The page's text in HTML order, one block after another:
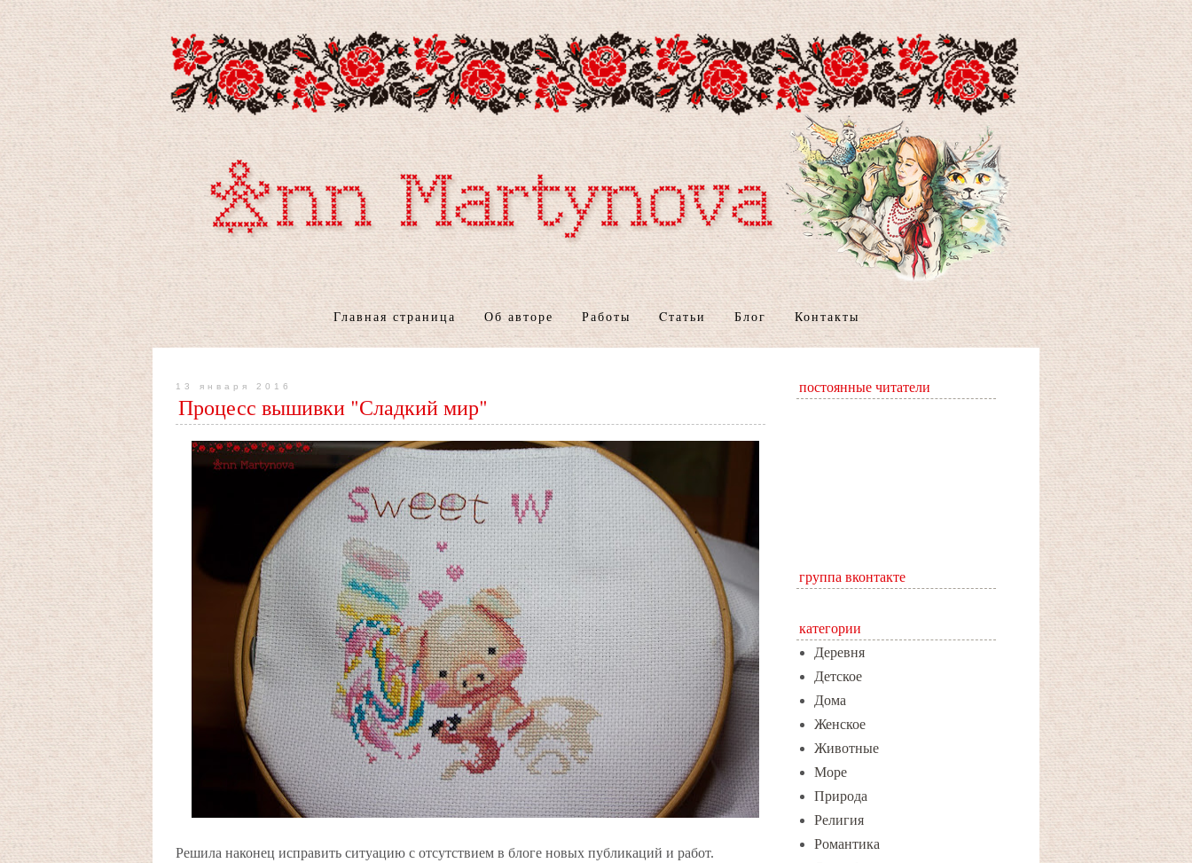
Главная страница Об авторе Работы Cтатьи Блог Контакты
13 января 2016
Процесс вышивки "Сладкий мир"
Решила наконец исправить ситуацию с отсутствием в блоге новых публикаций и работ.
постоянные читатели
группа вконтакте
категории
Деревня
Детское
Дома
Женское
Животные
Море
Природа
Религия
Романтика